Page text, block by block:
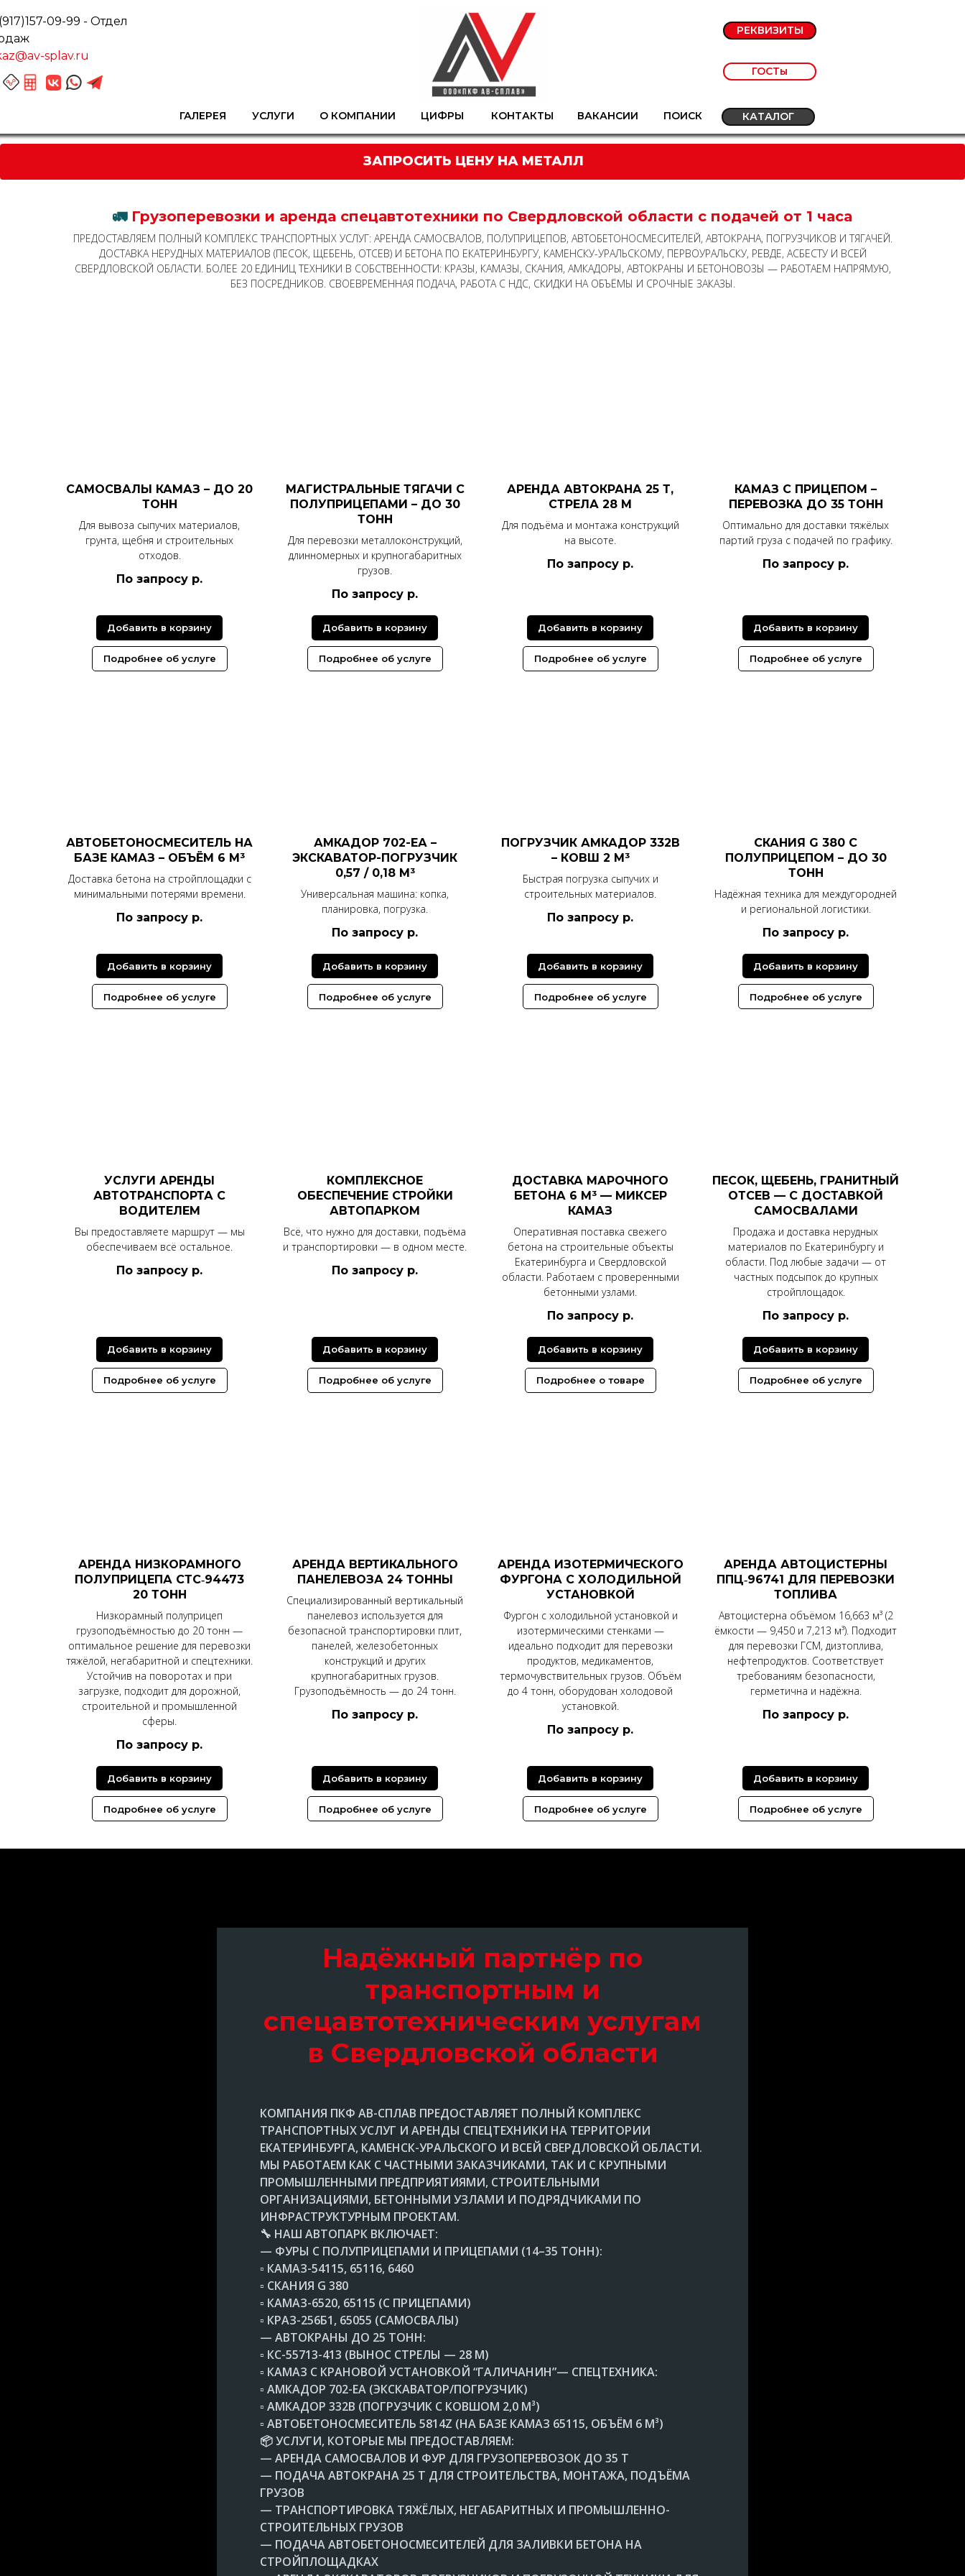
РЕКВИЗИТЫ
ГОСТы
ГАЛЕРЕЯ О КОМПАНИИ ПОИСК
09-99 - Отдел
splav.ru
КАТАЛОГ
УСЛУГИ ВАКАНСИИ
ЦИФРЫ КОНТАКТЫ
ЗАПРОСИТЬ ЦЕНУ НА МЕТАЛЛ
🚛 Грузоперевозки и аренда спецавтотехники по Свердловской области с подачей от 1 часа
ПРЕДОСТАВЛЯЕМ ПОЛНЫЙ КОМПЛЕКС ТРАНСПОРТНЫХ УСЛУГ: АРЕНДА САМОСВАЛОВ, ПОЛУПРИЦЕПОВ, АВТОБЕТОНОСМЕСИТЕЛЕЙ, АВТОКРАНА, ПОГРУЗЧИКОВ И ТЯГАЧЕЙ.
ДОСТАВКА НЕРУДНЫХ МАТЕРИАЛОВ (ПЕСОК, ЩЕБЕНЬ, ОТСЕВ) И БЕТОНА ПО ЕКАТЕРИНБУРГУ, КАМЕНСКУ-УРАЛЬСКОМУ, ПЕРВОУРАЛЬСКУ, РЕВДЕ, АСБЕСТУ И ВСЕЙ
СВЕРДЛОВСКОЙ ОБЛАСТИ. БОЛЕЕ 20 ЕДИНИЦ ТЕХНИКИ В СОБСТВЕННОСТИ: КРАЗЫ, КАМАЗЫ, СКАНИЯ, АМКАДОРЫ, АВТОКРАНЫ И БЕТОНОВОЗЫ — РАБОТАЕМ НАПРЯМУЮ,
БЕЗ ПОСРЕДНИКОВ. СВОЕВРЕМЕННАЯ ПОДАЧА, РАБОТА С НДС, СКИДКИ НА ОБЪЁМЫ И СРОЧНЫЕ ЗАКАЗЫ.
САМОСВАЛЫ КАМАЗ – ДО 20
ТОНН
Для вывоза сыпучих материалов,
грунта, щебня и строительных
отходов.
По запросу р.
Добавить в корзину
Подробнее об услуге
МАГИСТРАЛЬНЫЕ ТЯГАЧИ С
ПОЛУПРИЦЕПАМИ – ДО 30
ТОНН
Для перевозки металлоконструкций,
длинномерных и крупногабаритных
грузов.
По запросу р.
Добавить в корзину
Подробнее об услуге
АРЕНДА АВТОКРАНА 25 Т,
СТРЕЛА 28 М
Для подъёма и монтажа конструкций
на высоте.
По запросу р.
Добавить в корзину
Подробнее об услуге
КАМАЗ С ПРИЦЕПОМ –
ПЕРЕВОЗКА ДО 35 ТОНН
Оптимально для доставки тяжёлых
партий груза с подачей по графику.
По запросу р.
Добавить в корзину
Подробнее об услуге
АВТОБЕТОНОСМЕСИТЕЛЬ НА
БАЗЕ КАМАЗ – ОБЪЁМ 6 М³
Доставка бетона на стройплощадки с
минимальными потерями времени.
По запросу р.
Добавить в корзину
Подробнее об услуге
АМКАДОР 702-ЕА –
ЭКСКАВАТОР-ПОГРУЗЧИК
0,57 / 0,18 М³
Универсальная машина: копка,
планировка, погрузка.
По запросу р.
Добавить в корзину
Подробнее об услуге
ПОГРУЗЧИК АМКАДОР 332В
– КОВШ 2 М³
Быстрая погрузка сыпучих и
строительных материалов.
По запросу р.
Добавить в корзину
Подробнее об услуге
СКАНИЯ G 380 С
ПОЛУПРИЦЕПОМ – ДО 30
ТОНН
Надёжная техника для междугородней
и региональной логистики.
По запросу р.
Добавить в корзину
Подробнее об услуге
УСЛУГИ АРЕНДЫ
АВТОТРАНСПОРТА С
ВОДИТЕЛЕМ
Вы предоставляете маршрут — мы
обеспечиваем всё остальное.
По запросу р.
Добавить в корзину
Подробнее об услуге
КОМПЛЕКСНОЕ
ОБЕСПЕЧЕНИЕ СТРОЙКИ
АВТОПАРКОМ
Всё, что нужно для доставки, подъёма
и транспортировки — в одном месте.
По запросу р.
Добавить в корзину
Подробнее об услуге
ДОСТАВКА МАРОЧНОГО
БЕТОНА 6 М³ — МИКСЕР
КАМАЗ
Оперативная поставка свежего
бетона на строительные объекты
Екатеринбурга и Свердловской
области. Работаем с проверенными
бетонными узлами.
По запросу р.
Добавить в корзину
Подробнее о товаре
ПЕСОК, ЩЕБЕНЬ, ГРАНИТНЫЙ
ОТСЕВ — С ДОСТАВКОЙ
САМОСВАЛАМИ
Продажа и доставка нерудных
материалов по Екатеринбургу и
области. Под любые задачи — от
частных подсыпок до крупных
стройплощадок.
По запросу р.
Добавить в корзину
Подробнее об услуге
АРЕНДА НИЗКОРАМНОГО
ПОЛУПРИЦЕПА СТС‑94473
20 ТОНН
Низкорамный полуприцеп
грузоподъёмностью до 20 тонн —
оптимальное решение для перевозки
тяжёлой, негабаритной и спецтехники.
Устойчив на поворотах и при
загрузке, подходит для дорожной,
строительной и промышленной
сферы.
По запросу р.
Добавить в корзину
Подробнее об услуге
АРЕНДА ВЕРТИКАЛЬНОГО
ПАНЕЛЕВОЗА 24 ТОННЫ
Специализированный вертикальный
панелевоз используется для
безопасной транспортировки плит,
панелей, железобетонных
конструкций и других
крупногабаритных грузов.
Грузоподъёмность — до 24 тонн.
По запросу р.
Добавить в корзину
Подробнее об услуге
АРЕНДА ИЗОТЕРМИЧЕСКОГО
ФУРГОНА С ХОЛОДИЛЬНОЙ
УСТАНОВКОЙ
Фургон с холодильной установкой и
изотермическими стенками —
идеально подходит для перевозки
продуктов, медикаментов,
термочувствительных грузов. Объём
до 4 тонн, оборудован холодовой
установкой.
По запросу р.
Добавить в корзину
Подробнее об услуге
АРЕНДА АВТОЦИСТЕРНЫ
ППЦ‑96741 ДЛЯ ПЕРЕВОЗКИ
ТОПЛИВА
Автоцистерна объёмом 16,663 м³ (2
ёмкости — 9,450 и 7,213 м³). Подходит
для перевозки ГСМ, дизтоплива,
нефтепродуктов. Соответствует
требованиям безопасности,
герметична и надёжна.
По запросу р.
Добавить в корзину
Подробнее об услуге
Надёжный партнёр по
транспортным и
спецавтотехническим услугам
в Свердловской области
КОМПАНИЯ ПКФ АВ-СПЛАВ ПРЕДОСТАВЛЯЕТ ПОЛНЫЙ КОМПЛЕКС
ТРАНСПОРТНЫХ УСЛУГ И АРЕНДЫ СПЕЦТЕХНИКИ НА ТЕРРИТОРИИ
ЕКАТЕРИНБУРГА, КАМЕНСК-УРАЛЬСКОГО И ВСЕЙ СВЕРДЛОВСКОЙ ОБЛАСТИ.
МЫ РАБОТАЕМ КАК С ЧАСТНЫМИ ЗАКАЗЧИКАМИ, ТАК И С КРУПНЫМИ
ПРОМЫШЛЕННЫМИ ПРЕДПРИЯТИЯМИ, СТРОИТЕЛЬНЫМИ
ОРГАНИЗАЦИЯМИ, БЕТОННЫМИ УЗЛАМИ И ПОДРЯДЧИКАМИ ПО
ИНФРАСТРУКТУРНЫМ ПРОЕКТАМ.
🔧 НАШ АВТОПАРК ВКЛЮЧАЕТ:
— ФУРЫ С ПОЛУПРИЦЕПАМИ И ПРИЦЕПАМИ (14–35 ТОНН):
▫️ КАМАЗ-54115, 65116, 6460
▫️ СКАНИЯ G 380
▫️ КАМАЗ-6520, 65115 (С ПРИЦЕПАМИ)
▫️ КРАЗ-256Б1, 65055 (САМОСВАЛЫ)
— АВТОКРАНЫ ДО 25 ТОНН:
▫️ КС-55713-413 (ВЫНОС СТРЕЛЫ — 28 М)
▫️ КАМАЗ С КРАНОВОЙ УСТАНОВКОЙ “ГАЛИЧАНИН”— СПЕЦТЕХНИКА:
▫️ АМКАДОР 702-ЕА (ЭКСКАВАТОР/ПОГРУЗЧИК)
▫️ АМКАДОР 332В (ПОГРУЗЧИК С КОВШОМ 2,0 М³)
▫️ АВТОБЕТОНОСМЕСИТЕЛЬ 5814Z (НА БАЗЕ КАМАЗ 65115, ОБЪЁМ 6 М³)
📦 УСЛУГИ, КОТОРЫЕ МЫ ПРЕДОСТАВЛЯЕМ:
— АРЕНДА САМОСВАЛОВ И ФУР ДЛЯ ГРУЗОПЕРЕВОЗОК ДО 35 Т
— ПОДАЧА АВТОКРАНА 25 Т ДЛЯ СТРОИТЕЛЬСТВА, МОНТАЖА, ПОДЪЁМА
ГРУЗОВ
— ТРАНСПОРТИРОВКА ТЯЖЁЛЫХ, НЕГАБАРИТНЫХ И ПРОМЫШЛЕННО-
СТРОИТЕЛЬНЫХ ГРУЗОВ
— ПОДАЧА АВТОБЕТОНОСМЕСИТЕЛЕЙ ДЛЯ ЗАЛИВКИ БЕТОНА НА
СТРОЙПЛОЩАДКАХ